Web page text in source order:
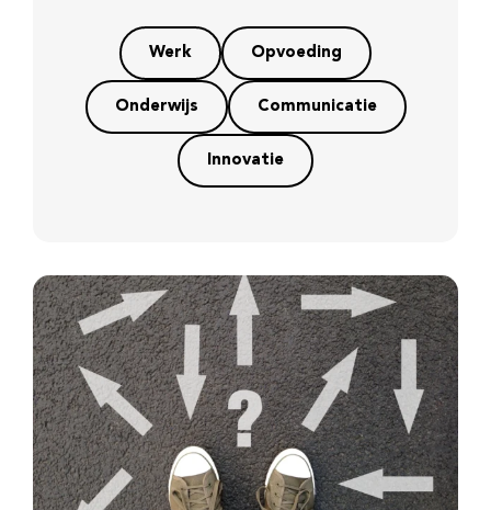
Werk Opvoeding
Onderwijs Communicatie
Innovatie